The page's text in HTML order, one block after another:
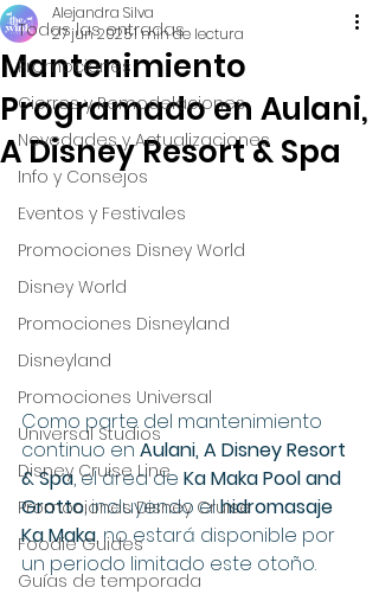
Todas las entradas
Promociones
Cierres y Remodelaciones
Novedades y Actualizaciones
Info y Consejos
Eventos y Festivales
Promociones Disney World
Disney World
Promociones Disneyland
Disneyland
Promociones Universal
Universal Studios
Disney Cruise Line
Promociones Disney Cruise
Foodie Guides
Guías de temporada
Mantenimiento
Programado en Aulani,
A Disney Resort & Spa
Alejandra Silva
27 jun 20251 min de lectura
Como parte del mantenimiento
continuo en Aulani, A Disney Resort
& Spa, el área de Ka Maka Pool and
Grotto, incluyendo el hidromasaje
Ka Maka, no estará disponible por
un periodo limitado este otoño.